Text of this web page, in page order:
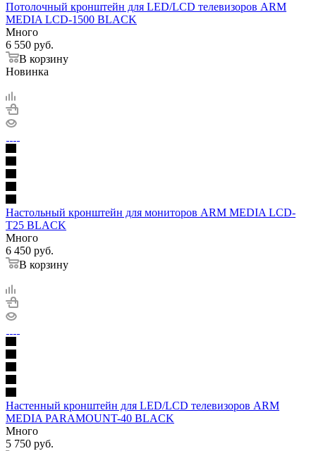
Потолочный кронштейн для LED/LCD телевизоров ARM
MEDIA LCD-1500 BLACK
Много
6 550 руб.
В корзину
Новинка
Настольный кронштейн для мониторов ARM MEDIA LCD-
T25 BLACK
Много
6 450 руб.
В корзину
Настенный кронштейн для LED/LCD телевизоров ARM
MEDIA PARAMOUNT-40 BLACK
Много
5 750 руб.